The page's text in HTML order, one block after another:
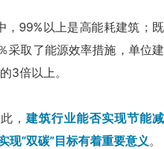
，99%以上是高能耗建筑；既
采取了能源效率措施，单位建
3倍以上。
， 建筑行业能否实现节能减
现“双碳”目标有着重要意义 。